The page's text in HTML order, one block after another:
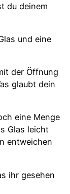
du deinem
und eine
der Öffnung
glaubt dein
eine Menge
Glas leicht
entweichen
ihr gesehen